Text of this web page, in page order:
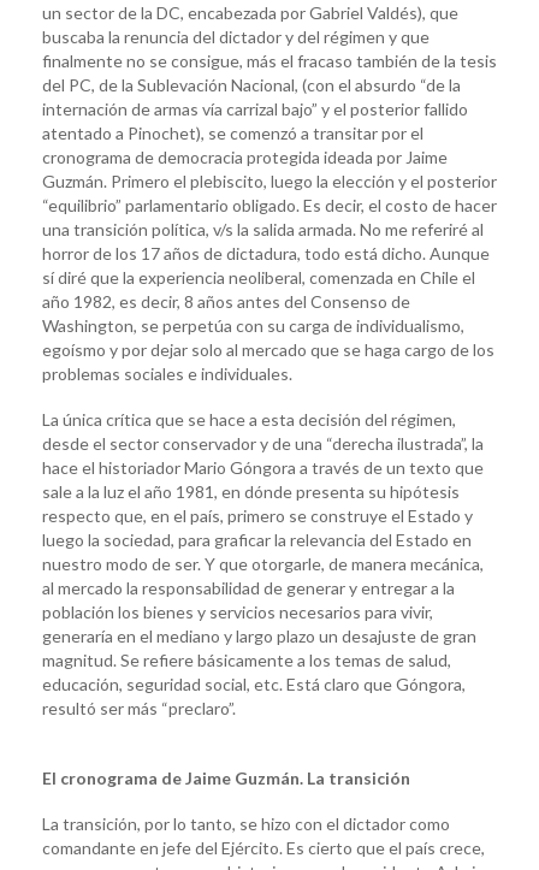
un sector de la DC, encabezada por Gabriel Valdés), que
buscaba la renuncia del dictador y del régimen y que
finalmente no se consigue, más el fracaso también de la tesis
del PC, de la Sublevación Nacional, (con el absurdo “de la
internación de armas vía carrizal bajo” y el posterior fallido
atentado a Pinochet), se comenzó a transitar por el
cronograma de democracia protegida ideada por Jaime
Guzmán. Primero el plebiscito, luego la elección y el posterior
“equilibrio” parlamentario obligado. Es decir, el costo de hacer
una transición política, v/s la salida armada. No me referiré al
horror de los 17 años de dictadura, todo está dicho. Aunque
sí diré que la experiencia neoliberal, comenzada en Chile el
año 1982, es decir, 8 años antes del Consenso de
Washington, se perpetúa con su carga de individualismo,
egoísmo y por dejar solo al mercado que se haga cargo de los
problemas sociales e individuales.
La única crítica que se hace a esta decisión del régimen,
desde el sector conservador y de una “derecha ilustrada”, la
hace el historiador Mario Góngora a través de un texto que
sale a la luz el año 1981, en dónde presenta su hipótesis
respecto que, en el país, primero se construye el Estado y
luego la sociedad, para graficar la relevancia del Estado en
nuestro modo de ser. Y que otorgarle, de manera mecánica,
al mercado la responsabilidad de generar y entregar a la
población los bienes y servicios necesarios para vivir,
generaría en el mediano y largo plazo un desajuste de gran
magnitud. Se refiere básicamente a los temas de salud,
educación, seguridad social, etc. Está claro que Góngora,
resultó ser más “preclaro”.
El cronograma de Jaime Guzmán. La transición
La transición, por lo tanto, se hizo con el dictador como
comandante en jefe del Ejército. Es cierto que el país crece,